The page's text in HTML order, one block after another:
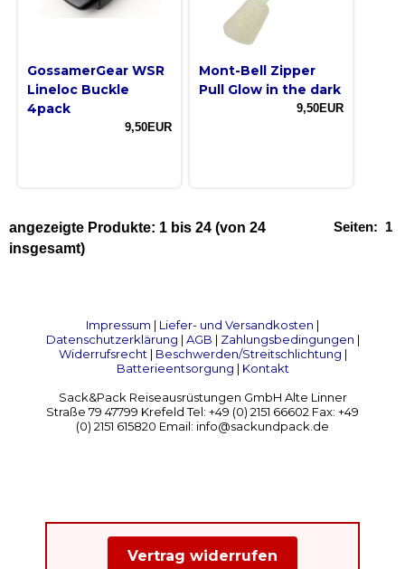
GossamerGear WSR
Lineloc Buckle
4pack
9,50EUR
Mont-Bell Zipper
Pull Glow in the dark
9,50EUR
Seiten: 1
angezeigte Produkte: 1 bis 24 (von 24
insgesamt)
Impressum | Liefer- und Versandkosten |
Datenschutzerklärung | AGB | Zahlungsbedingungen |
Widerrufsrecht| Beschwerden/Streitschlichtung |
Batterieentsorgung | Kontakt
Sack&Pack Reiseausrüstungen GmbH Alte Linner
Straße 79 47799 Krefeld Tel: +49 (0) 2151 66602 Fax: +49
(0) 2151 615820 Email: info@sackundpack.de
Vertrag widerrufen